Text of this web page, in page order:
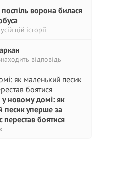
ворона билася
цій історії
відповідь
новому домі: як
песик уперше за
перестав боятися